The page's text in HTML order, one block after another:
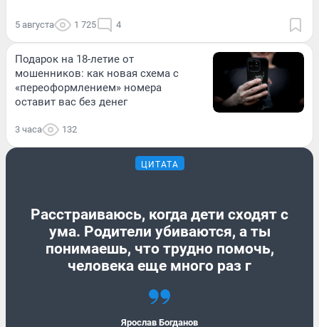
5 августа 1 725 4
Подарок на 18-летие от
мошенников: как новая схема с
«переоформлением» номера
оставит вас без денег
3 часа 132
ЦИТАТА
Расстраиваюсь, когда дети сходят с
ума. Родители убиваются, а ты
понимаешь, что трудно помочь,
человека еще много раз г
Ярослав Богданов